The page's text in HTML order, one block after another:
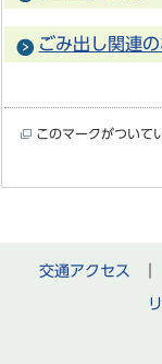
ごみ出し関連
このマークがついて
交通アクセス